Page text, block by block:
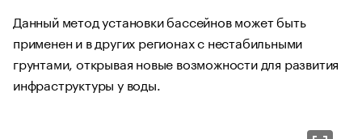
Данный метод установки бассейнов может быть
применен и в других регионах с нестабильными
грунтами, открывая новые возможности для развития
инфраструктуры у воды.